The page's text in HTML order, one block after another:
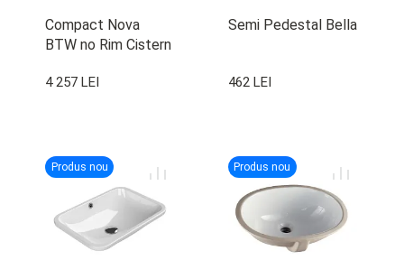
Compact Nova
BTW no Rim Cistern
Cap. Bella Slim
4 257 LEI
Semi Pedestal Bella
462 LEI
Produs nou Produs nou